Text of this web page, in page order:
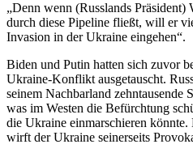
„Denn wenn (Russlands
durch diese Pipeline fließt, will er
Invasion in der Ukraine eingehen“.
Biden und Putin hatten sich zuvor
Ukraine-Konflikt ausgetauscht.
seinem Nachbarland zehntausende
was im Westen die Befürchtung
die Ukraine einmarschieren
wirft der Ukraine seinerseits